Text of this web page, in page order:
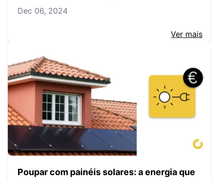
Dec 06, 2024
Ver mais
Poupar com painéis solares: a energia que